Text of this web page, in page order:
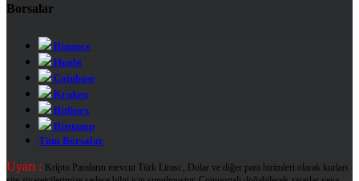
Borsalar
Binance
Huobi
Coinbase
Kraken
Bitfinex
Bitstamp
Tüm Borsalar
Uyarı : Kripto Paraların mevcut Türk Lirası , Dolar ve diğer para birimleri olarak kurları